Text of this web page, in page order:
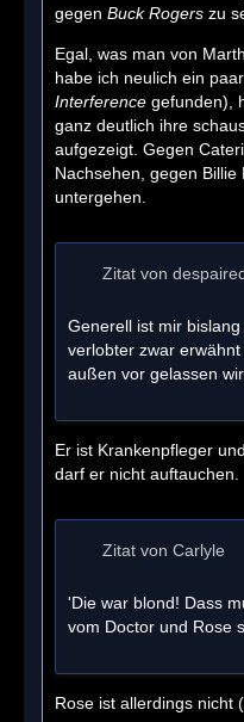
gegen Buck Rogers zu
Egal, was man von
habe ich neulich ein
Interference gefunden),
ganz deutlich ihre
aufgezeigt. Gegen
Nachsehen, gegen Billie
untergehen.
Zitat von
Generell ist mir
verlobter zwar
außen vor gelassen
Er ist Krankenpfleger
darf er nicht auftauchen.
Zitat von Carlyle
'Die war blond! Dass
vom Doctor und Rose
Rose ist allerdings nicht